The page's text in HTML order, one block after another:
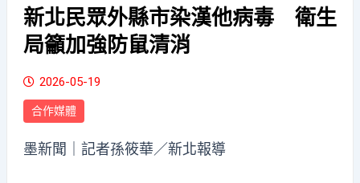
新北民眾外縣市染漢他病毒 衛生
局籲加強防鼠清消
2026-05-19
合作媒體
墨新聞 ｜記者孫筱華／新北報導